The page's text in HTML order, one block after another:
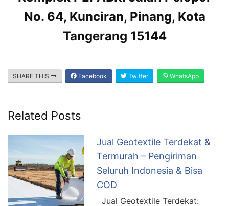
No. 64, Kunciran, Pinang, Kota
Tangerang 15144
SHARE THIS Facebook Twitter WhatsApp
Related Posts
Jual Geotextile Terdekat &
Termurah – Pengiriman
Seluruh Indonesia & Bisa
COD
Jual Geotextile Terdekat: